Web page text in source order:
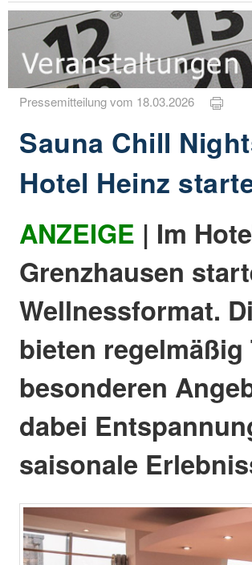
Pressemitteilung vom 18.03.2026
Sauna Chill
Hotel Heinz
ANZEIGE | Im
Grenzhausen
Wellnessformat.
bieten
besonderen
dabei
saisonale